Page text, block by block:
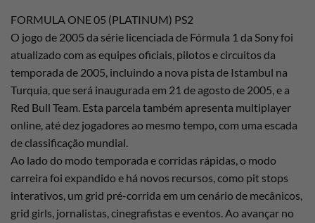
FORMULA ONE 05 (PLATINUM) PS2
O jogo de 2005 da série licenciada de Fórmula 1 da Sony foi
atualizado com as equipes oficiais, pilotos e circuitos da
temporada de 2005, incluindo a nova pista de Istambul na
Turquia, que será inaugurada em 21 de agosto de 2005, e a
Red Bull Team. Esta parcela também apresenta multiplayer
online, até dez jogadores ao mesmo tempo, com uma escada
de classificação mundial.
Ao lado do modo temporada e corridas rápidas, o modo
carreira foi expandido e há novos recursos, como pit stops
interativos, um grid pré-corrida em um cenário de mecânicos,
grid girls, jornalistas, cinegrafistas e eventos. Ao avançar no